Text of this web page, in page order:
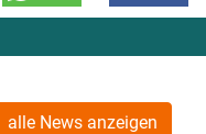
alle News anzeigen